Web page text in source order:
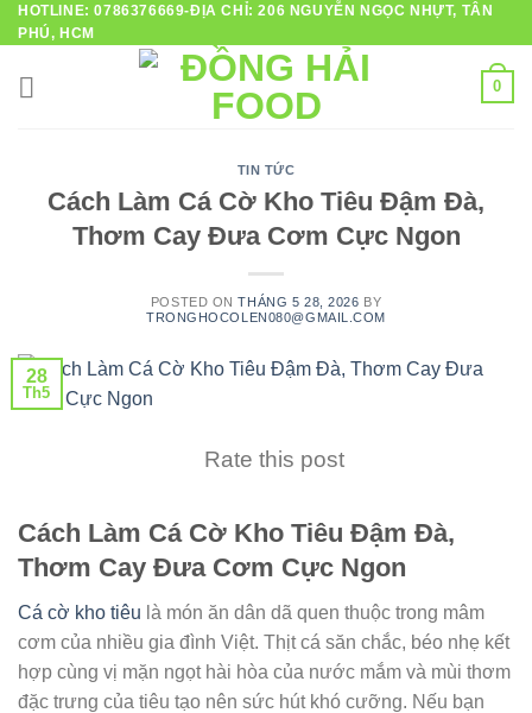
Skip
to
content
HOTLINE: 0786376669-ĐỊA CHỈ: 206 NGUYỄN NGỌC NHỰT, TÂN
PHÚ, HCM
0
TIN TỨC
Cách Làm Cá Cờ Kho Tiêu Đậm Đà,
Thơm Cay Đưa Cơm Cực Ngon
POSTED ONTHÁNG 5 28, 2026 BY
TRONGHOCOLEN080@GMAIL.COM
28
Th5
Rate this post
Cách Làm Cá Cờ Kho Tiêu Đậm Đà,
Thơm Cay Đưa Cơm Cực Ngon
Cá cờ kho tiêu là món ăn dân dã quen thuộc trong mâm
cơm của nhiều gia đình Việt. Thịt cá săn chắc, béo nhẹ kết
hợp cùng vị mặn ngọt hài hòa của nước mắm và mùi thơm
đặc trưng của tiêu tạo nên sức hút khó cưỡng. Nếu bạn